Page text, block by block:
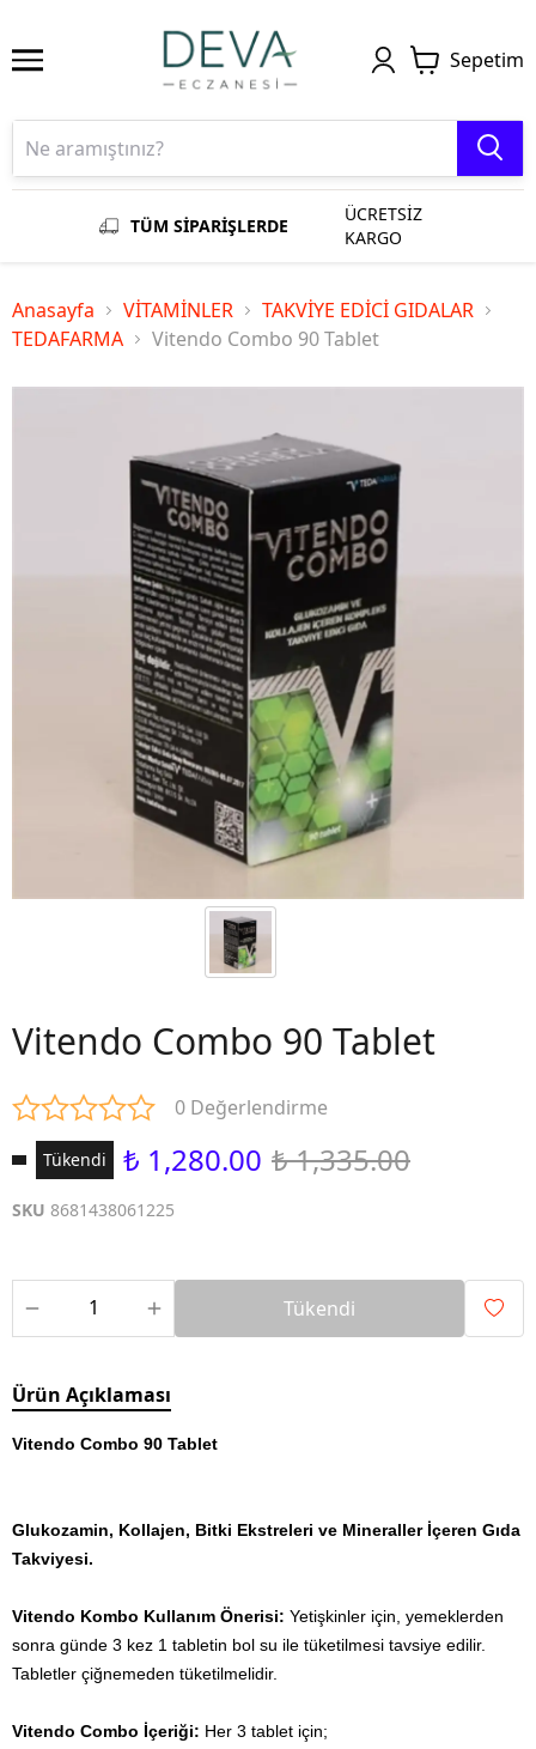
Sepetim
TÜM SİPARİŞLERDE
ÜCRETSİZ
KARGO
Anasayfa VİTAMİNLER
TAKVİYE EDİCİ GIDALAR
TEDAFARMA
Vitendo Combo 90 Tablet
Vitendo Combo 90 Tablet
0 Değerlendirme
Tükendi ₺ 1,280.00 ₺ 1,335.00
SKU 8681438061225
Tükendi
Ürün Açıklaması
Vitendo Combo 90 Tablet
Glukozamin, Kollajen, Bitki Ekstreleri ve Mineraller İçeren Gıda
Takviyesi.
Vitendo Kombo Kullanım Önerisi: Yetişkinler için, yemeklerden
sonra günde 3 kez 1 tabletin bol su ile tüketilmesi tavsiye edilir.
Tabletler çiğnemeden tüketilmelidir.
Vitendo Combo İçeriği: Her 3 tablet için;